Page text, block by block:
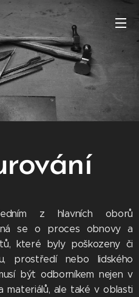
z hlavních oborů
se o proces obnovy a
které byly poškozeny či
prostředí nebo lidského
být odborníkem nejen v
materiálů, ale také v oblasti